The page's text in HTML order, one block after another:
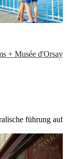
+ Musée d'Orsay
führung auf